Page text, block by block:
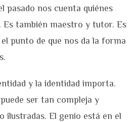
pasado nos cuenta quiénes
Es también maestro y tutor. Es
punto de que nos da la forma
y la identidad importa.
ser tan compleja y
ilustradas. El genio está en el